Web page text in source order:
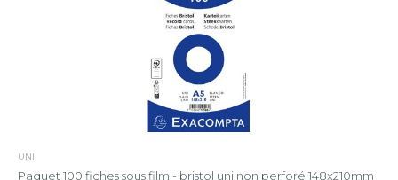
UNI
Paquet 100 fiches sous film - bristol uni non perforé 148x210mm